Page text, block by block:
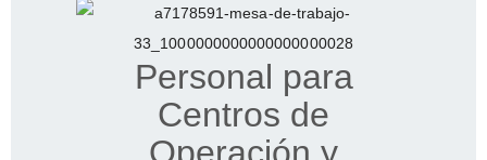
Personal para
Centros de